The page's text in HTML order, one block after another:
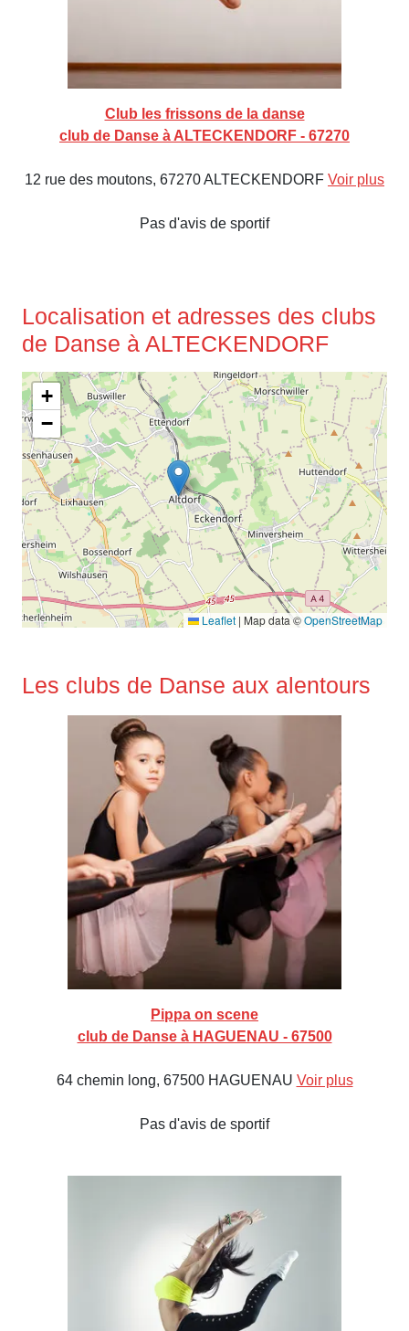
Club les frissons de la danse
club de Danse à ALTECKENDORF - 67270
12 rue des moutons, 67270 ALTECKENDORF Voir plus
Pas d'avis de sportif
Localisation et adresses des clubs
de Danse à ALTECKENDORF
+
−
Leaflet | Map data ©OpenStreetMap
Les clubs de Danse aux alentours
Pippa on scene
club de Danse à HAGUENAU - 67500
64 chemin long, 67500 HAGUENAU Voir plus
Pas d'avis de sportif